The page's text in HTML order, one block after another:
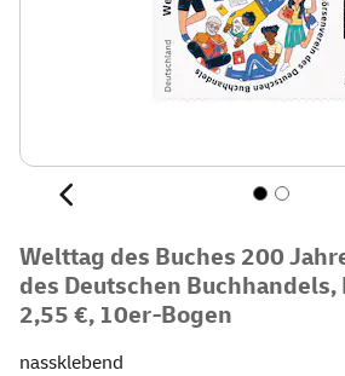
Welttag des Buches 200
des Deutschen
2,55 €, 10er-Bogen
nassklebend